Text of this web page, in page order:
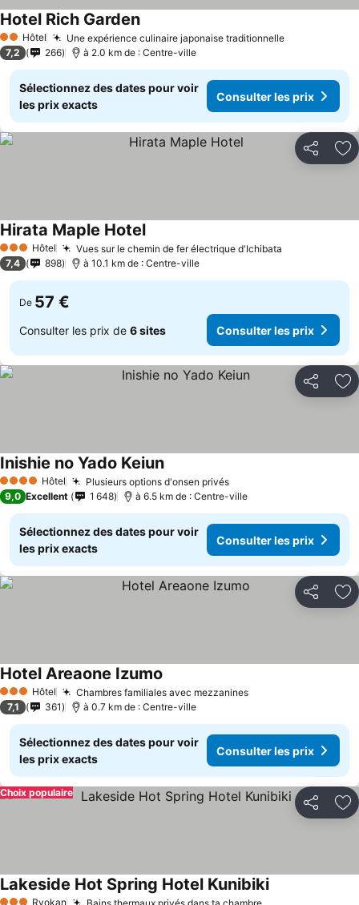
2 Étoiles
Hôtel Une expérience culinaire japonaise traditionnelle
Hotel Rich Garden
7,2 266 à 2.0 km de : Centre-ville
Sélectionnez des dates pour voir
les prix exacts
Consulter les prix
Partager
3 ÉtoilesHôtel Vues sur le chemin de fer électrique d'Ichibata
Hirata Maple Hotel
7,4 898 à 10.1 km de : Centre-ville
De 57 €
Consulter les prix de 6 sites Consulter les prix
Partager
4 Étoiles Hôtel Plusieurs options d'onsen privés
Inishie no Yado Keiun
9,0 Excellent 1 648 à 6.5 km de : Centre-ville
Sélectionnez des dates pour voir
les prix exacts
Consulter les prix
Partager
3 ÉtoilesHôtel Chambres familiales avec mezzanines
Hotel Areaone Izumo
7,1 361 à 0.7 km de : Centre-ville
Sélectionnez des dates pour voir
les prix exacts
Consulter les prix
Partager
Choix populaire
Ryokan Bains thermaux privés dans ta chambre
Lakeside Hot Spring Hotel Kunibiki